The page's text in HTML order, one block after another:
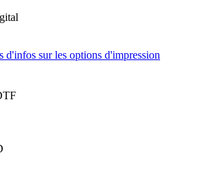
d'infos sur les options d'impression